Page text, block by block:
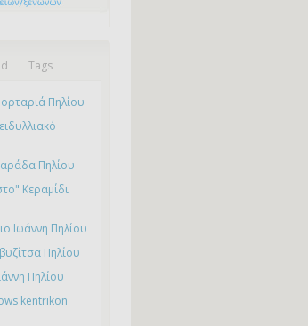
Tags
Πηλίου
Πηλίου
Κεραμίδι
Ιωάννη Πηλίου
Πηλίου
Πηλίου
kentrikon